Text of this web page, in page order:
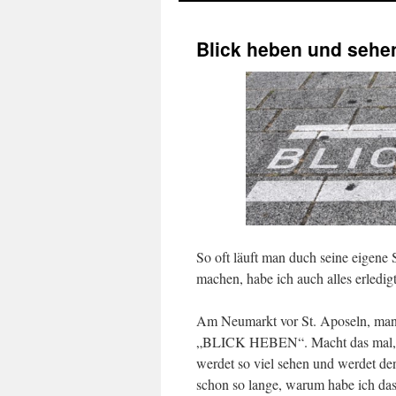
Blick heben und
So oft läuft man duch seine eigene
machen, habe ich auch alles
Am Neumarkt vor St. Aposeln,
„BLICK HEBEN“. Macht das
werdet so viel sehen und werdet
schon so lange, warum habe ich